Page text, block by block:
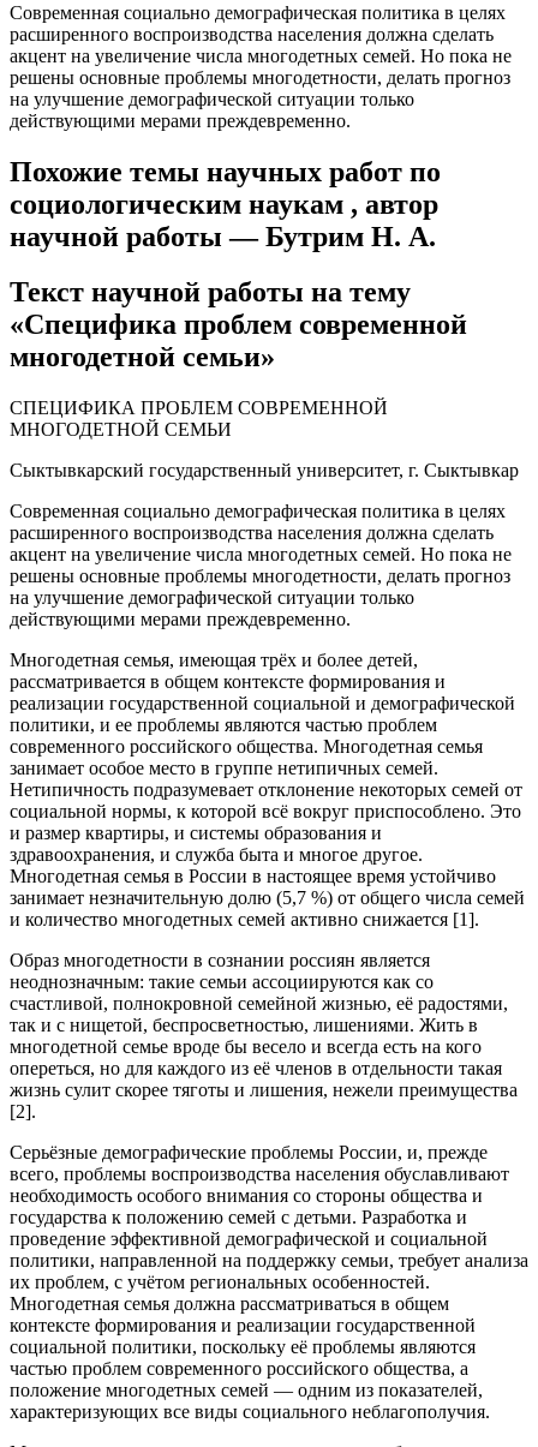
Современная социально демографическая политика в целях
расширенного воспроизводства населения должна сделать
акцент на увеличение числа многодетных семей. Но пока не
решены основные проблемы многодетности, делать прогноз
на улучшение демографической ситуации только
действующими мерами преждевременно.
Похожие темы научных работ по
социологическим наукам , автор
научной работы — Бутрим Н. А.
Текст научной работы на тему
«Специфика проблем современной
многодетной семьи»
СПЕЦИФИКА ПРОБЛЕМ СОВРЕМЕННОЙ
МНОГОДЕТНОЙ СЕМЬИ
Сыктывкарский государственный университет, г. Сыктывкар
Современная социально демографическая политика в целях
расширенного воспроизводства населения должна сделать
акцент на увеличение числа многодетных семей. Но пока не
решены основные проблемы многодетности, делать прогноз
на улучшение демографической ситуации только
действующими мерами преждевременно.
Многодетная семья, имеющая трёх и более детей,
рассматривается в общем контексте формирования и
реализации государственной социальной и демографической
политики, и ее проблемы являются частью проблем
современного российского общества. Многодетная семья
занимает особое место в группе нетипичных семей.
Нетипичность подразумевает отклонение некоторых семей от
социальной нормы, к которой всё вокруг приспособлено. Это
и размер квартиры, и системы образования и
здравоохранения, и служба быта и многое другое.
Многодетная семья в России в настоящее время устойчиво
занимает незначительную долю (5,7 %) от общего числа семей
и количество многодетных семей активно снижается [1].
Образ многодетности в сознании россиян является
неоднозначным: такие семьи ассоциируются как со
счастливой, полнокровной семейной жизнью, её радостями,
так и с нищетой, беспросветностью, лишениями. Жить в
многодетной семье вроде бы весело и всегда есть на кого
опереться, но для каждого из её членов в отдельности такая
жизнь сулит скорее тяготы и лишения, нежели преимущества
[2].
Серьёзные демографические проблемы России, и, прежде
всего, проблемы воспроизводства населения обуславливают
необходимость особого внимания со стороны общества и
государства к положению семей с детьми. Разработка и
проведение эффективной демографической и социальной
политики, направленной на поддержку семьи, требует анализа
их проблем, с учётом региональных особенностей.
Многодетная семья должна рассматриваться в общем
контексте формирования и реализации государственной
социальной политики, поскольку её проблемы являются
частью проблем современного российского общества, а
положение многодетных семей — одним из показателей,
характеризующих все виды социального неблагополучия.